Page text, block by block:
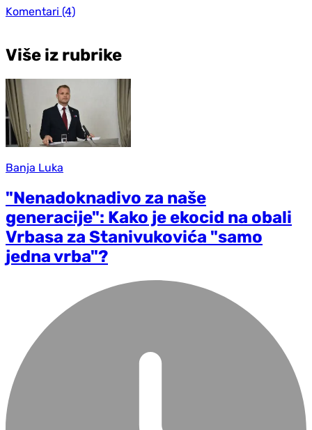
Komentari (4)
Više iz rubrike
Banja Luka
"Nenadoknadivo za naše
generacije": Kako je ekocid na obali
Vrbasa za Stanivukovića "samo
jedna vrba"?